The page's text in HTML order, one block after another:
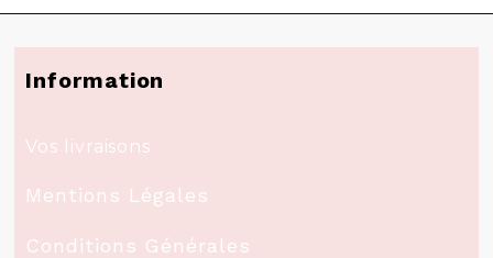
Information
Vos livraisons
Mentions Légales
Conditions Générales